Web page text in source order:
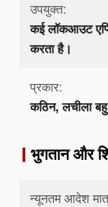
उपयुक्त:
कई लॉकआउट
करता है।
प्रकार:
कठिन, लचीला
भुगतान और
न्यूनतम आदेश